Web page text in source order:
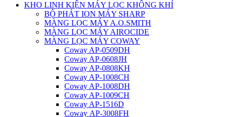
KHO LINH KIỆN MÁY LỌC KHÔNG KHÍ
BỘ PHÁT ION MÁY SHARP
MÀNG LỌC MÁY A.O.SMITH
MÀNG LỌC MÁY AIROCIDE
MÀNG LỌC MÁY COWAY
Coway AP-0509DH
Coway AP-0608JH
Coway AP-0808KH
Coway AP-1008CH
Coway AP-1008DH
Coway AP-1009CH
Coway AP-1516D
Coway AP-3008FH